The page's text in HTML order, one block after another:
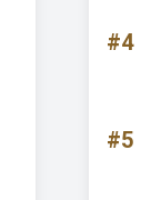
#4
#5